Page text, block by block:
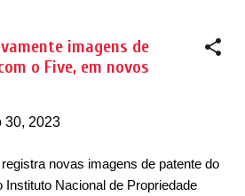
para zona urbana, o compacto já
para ser vendido em
Espanha, França, Irlanda e Reino
uma marca chinesa e o I-Go é
de uma ‘engenharia de emblemas’,
imagens de
o Five, em novos
30, 2023
novas imagens de patente do
Instituto Nacional de Propriedade